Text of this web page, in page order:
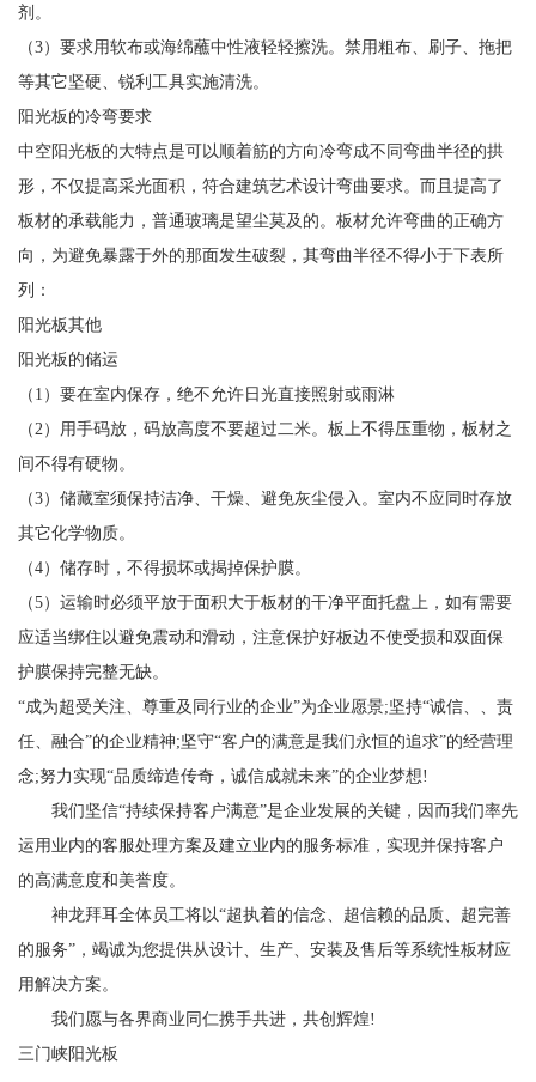
剂。
（3）要求用软布或海绵蘸中性液轻轻擦洗。禁用粗布、刷子、拖把
等其它坚硬、锐利工具实施清洗。
阳光板的冷弯要求
中空阳光板的大特点是可以顺着筋的方向冷弯成不同弯曲半径的拱
形，不仅提高采光面积，符合建筑艺术设计弯曲要求。而且提高了
板材的承载能力，普通玻璃是望尘莫及的。板材允许弯曲的正确方
向，为避免暴露于外的那面发生破裂，其弯曲半径不得小于下表所
列：
阳光板其他
阳光板的储运
（1）要在室内保存，绝不允许日光直接照射或雨淋
（2）用手码放，码放高度不要超过二米。板上不得压重物，板材之
间不得有硬物。
（3）储藏室须保持洁净、干燥、避免灰尘侵入。室内不应同时存放
其它化学物质。
（4）储存时，不得损坏或揭掉保护膜。
（5）运输时必须平放于面积大于板材的干净平面托盘上，如有需要
应适当绑住以避免震动和滑动，注意保护好板边不使受损和双面保
护膜保持完整无缺。
“成为超受关注、尊重及同行业的企业”为企业愿景;坚持“诚信、、责
任、融合”的企业精神;坚守“客户的满意是我们永恒的追求”的经营理
念;努力实现“品质缔造传奇，诚信成就未来”的企业梦想!
我们坚信“持续保持客户满意”是企业发展的关键，因而我们率先
运用业内的客服处理方案及建立业内的服务标准，实现并保持客户
的高满意度和美誉度。
神龙拜耳全体员工将以“超执着的信念、超信赖的品质、超完善
的服务”，竭诚为您提供从设计、生产、安装及售后等系统性板材应
用解决方案。
我们愿与各界商业同仁携手共进，共创辉煌!
三门峡阳光板